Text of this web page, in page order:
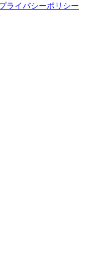
ライバシーポリシー